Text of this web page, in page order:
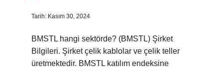
Tarih: Kasım 30, 2024
BMSTL hangi sektörde? (BMSTL) Şirket
Bilgileri. Şirket çelik kablolar ve çelik teller
üretmektedir. BMSTL katılım endeksine